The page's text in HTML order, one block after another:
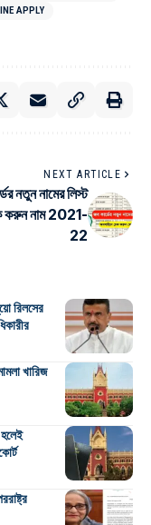
APPLY
NEXT ARTICLE
নতুন নামের লিস্ট
করুন নাম 2021-
22
রিলসের
খারিজ